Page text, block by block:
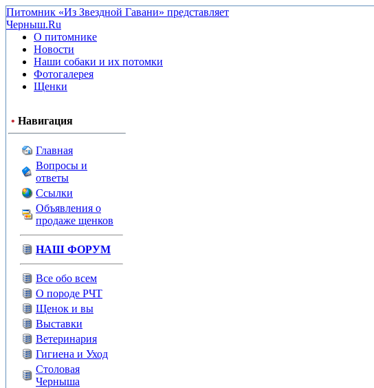
Питомник «Из Звездной Гавани» представляет
Черныш.Ru
О питомнике
Новости
Наши собаки и их потомки
Фотогалерея
Щенки
• Навигация
Главная
Вопросы и
ответы
Ссылки
Объявления о
продаже щенков
НАШ ФОРУМ
Все обо всем
О породе РЧТ
Щенок и вы
Выставки
Ветеринария
Гигиена и Уход
Столовая
Черныша